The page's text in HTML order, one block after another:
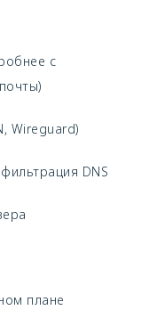
с
Wireguard)
фильтрация DNS
плане